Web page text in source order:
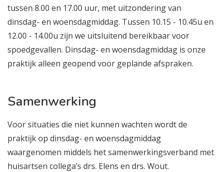
tussen 8.00 en 17.00 uur, met uitzondering van
dinsdag- en woensdagmiddag. Tussen 10.15 - 10.45u en
12.00 - 14.00u zijn we uitsluitend bereikbaar voor
spoedgevallen. Dinsdag- en woensdagmiddag is onze
praktijk alleen geopend voor geplande afspraken.
Samenwerking
Voor situaties die niet kunnen wachten wordt de
praktijk op dinsdag- en woensdagmiddag
waargenomen middels het samenwerkingsverband met
huisartsen collega’s drs. Elens en drs. Wout.